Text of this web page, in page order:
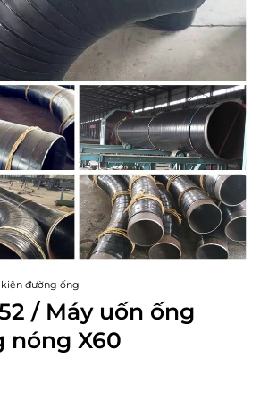
đường ống
/ Máy uốn ống
nóng X60